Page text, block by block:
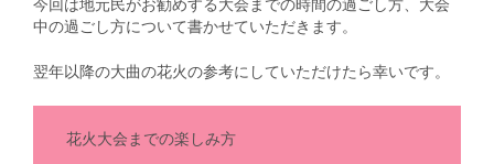
今回は地元民がお勧めする大会までの時間の過ごし方、大会
中の過ごし方について書かせていただきます。
翌年以降の大曲の花火の参考にしていただけたら幸いです。
花火大会までの楽しみ方